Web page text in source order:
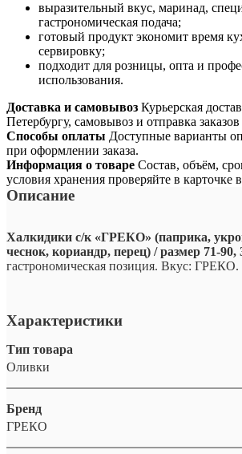
выразительный вкус, маринад,
гастрономическая подача;
готовый продукт экономит время
сервировку;
подходит для розницы, опта и
использования.
Доставка и самовывоз Курьерская
Петербургу, самовывоз и отправка
Способы оплаты Доступные варианты
при оформлении заказа.
Информация о товаре Состав, объём,
условия хранения проверяйте в карточке
Описание
Халкидики с/к «ГРЕКО» (паприка,
чеснок, кориандр, перец) / размер 71-90,
гастрономическая позиция. Вкус: ГРЕКО.
Характеристики
Тип товара
Оливки
Бренд
ГРЕКО